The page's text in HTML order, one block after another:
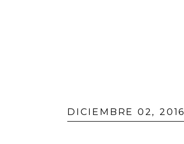
DICIEMBRE 02, 2016